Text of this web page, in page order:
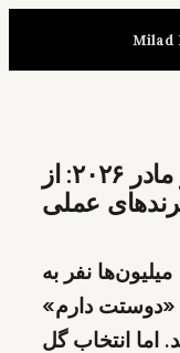
content
Milad
انتخاب گل برای روز مادر ۲۰۲۶: از
عملی
نفر به
«دوستت دارم»
اما انتخاب گل